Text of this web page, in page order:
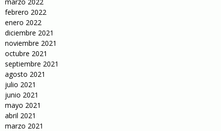
febrero 2022
enero 2022
diciembre 2021
noviembre 2021
octubre 2021
septiembre 2021
agosto 2021
julio 2021
junio 2021
mayo 2021
abril 2021
marzo 2021